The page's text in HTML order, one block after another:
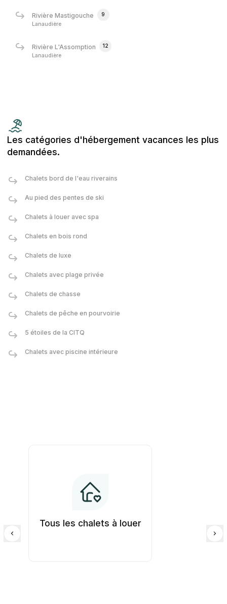
Rivière Mastigouche
9
Lanaudière
Rivière L'Assomption
12
Lanaudière
Les catégories d'hébergement vacances les plus
demandées.
Chalets bord de l'eau riverains
Au pied des pentes de ski
Chalets à louer avec spa
Chalets en bois rond
Chalets de luxe
Chalets avec plage privée
Chalets de chasse
Chalets de pêche en pourvoirie
5 étoiles de la CITQ
Chalets avec piscine intérieure
Tous les chalets à louer